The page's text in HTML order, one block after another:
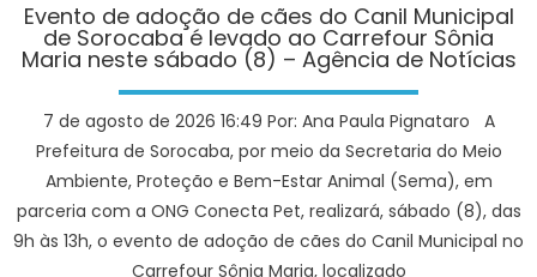
Evento de adoção de cães do Canil Municipal
de Sorocaba é levado ao Carrefour Sônia
Maria neste sábado (8) – Agência de Notícias
7 de agosto de 2026 16:49 Por: Ana Paula Pignataro A
Prefeitura de Sorocaba, por meio da Secretaria do Meio
Ambiente, Proteção e Bem-Estar Animal (Sema), em
parceria com a ONG Conecta Pet, realizará, sábado (8), das
9h às 13h, o evento de adoção de cães do Canil Municipal no
Carrefour Sônia Maria, localizado